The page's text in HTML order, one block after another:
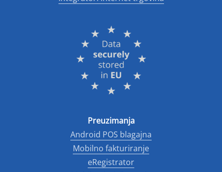
Preuzimanja
Android POS blagajna
Mobilno fakturiranje
eRegistrator